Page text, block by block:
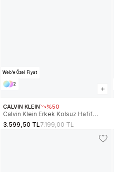
Web'e Özel Fiyat
2
CALVIN KLEIN %50
Calvin Klein Erkek Kolsuz Hafif
Naylon Şişme Kırmızı Yelek
LV04LC509G-VFK
3.599,50 TL7.199,00 TL